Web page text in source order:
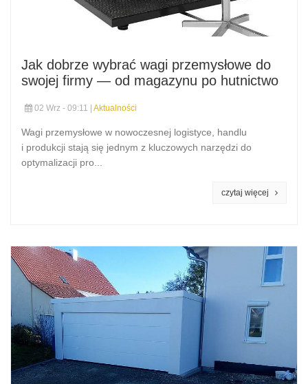
Jak dobrze wybrać wagi przemysłowe do
swojej firmy — od magazynu po hutnictwo
02 Wrz - 09:11 | Aktualności
Wagi przemysłowe w nowoczesnej logistyce, handlu
i produkcji stają się jednym z kluczowych narzędzi do
optymalizacji pro...